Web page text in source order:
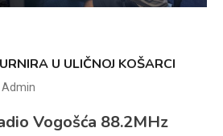
U ULIČNOJ KOŠARCI
Admin
Vogošća 88.2MHz